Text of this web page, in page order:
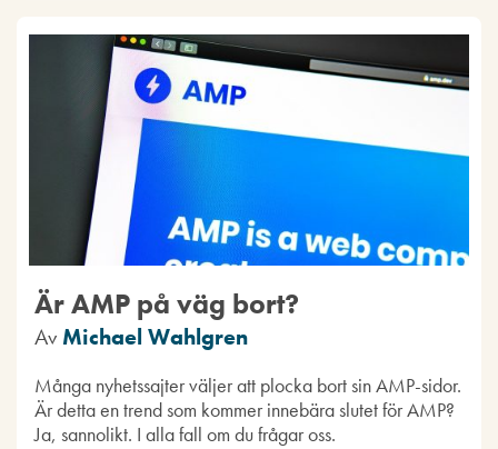
Är AMP på väg bort?
Av Michael Wahlgren
Många nyhetssajter väljer att plocka bort sin AMP-sidor.
Är detta en trend som kommer innebära slutet för AMP?
Ja, sannolikt. I alla fall om du frågar oss.